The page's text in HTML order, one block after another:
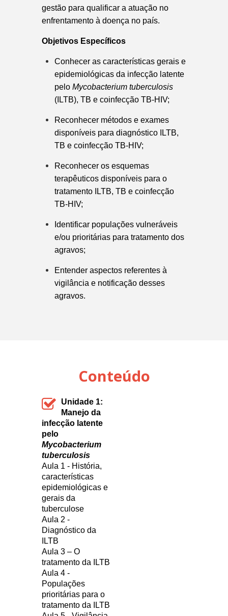
gestão para qualificar a atuação no
enfrentamento à doença no país.
Objetivos Específicos
Conhecer as características gerais e
epidemiológicas da infecção latente
peloMycobacterium tuberculosis
(ILTB), TB e coinfecção TB-HIV;
Reconhecer métodos e exames
disponíveis para diagnóstico ILTB,
TB e coinfecção TB-HIV;
Reconhecer os esquemas
terapêuticos disponíveis para o
tratamento ILTB, TB e coinfecção
TB-HIV;
Identificar populações vulneráveis
e/ou prioritárias para tratamento dos
agravos;
Entender aspectos referentes à
vigilância e notificação desses
agravos.
Conteúdo
Unidade 1:
Manejo da
infecção latente
pelo
Mycobacterium
tuberculosis
Aula 1 - História,
características
epidemiológicas e
gerais da
tuberculose
Aula 2 -
Diagnóstico da
ILTB
Aula 3 – O
tratamento da ILTB
Aula 4 -
Populações
prioritárias para o
tratamento da ILTB